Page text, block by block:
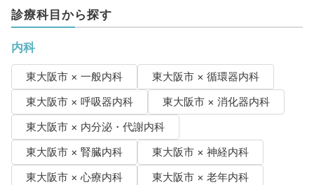
診療科目から探す
内科
東大阪市 × 一般内科
東大阪市 × 循環器内科
東大阪市 × 呼吸器内科
東大阪市 × 消化器内科
東大阪市 × 内分泌・代謝内科
東大阪市 × 腎臓内科
東大阪市 × 神経内科
東大阪市 × 心療内科
東大阪市 × 老年内科